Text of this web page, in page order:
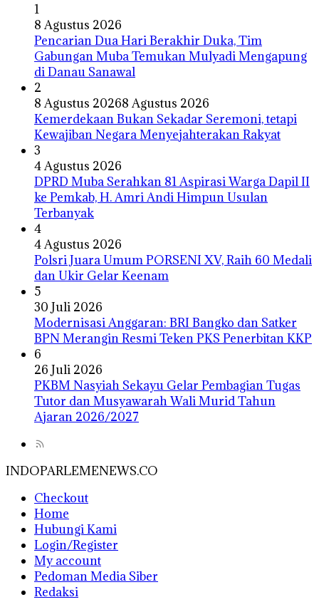
1
8 Agustus 2026
Pencarian Dua Hari Berakhir Duka, Tim
Gabungan Muba Temukan Mulyadi Mengapung
di Danau Sanawal
2
8 Agustus 20268 Agustus 2026
Kemerdekaan Bukan Sekadar Seremoni, tetapi
Kewajiban Negara Menyejahterakan Rakyat
3
4 Agustus 2026
DPRD Muba Serahkan 81 Aspirasi Warga Dapil II
ke Pemkab, H. Amri Andi Himpun Usulan
Terbanyak
4
4 Agustus 2026
Polsri Juara Umum PORSENI XV, Raih 60 Medali
dan Ukir Gelar Keenam
5
30 Juli 2026
Modernisasi Anggaran: BRI Bangko dan Satker
BPN Merangin Resmi Teken PKS Penerbitan KKP
6
26 Juli 2026
PKBM Nasyiah Sekayu Gelar Pembagian Tugas
Tutor dan Musyawarah Wali Murid Tahun
Ajaran 2026/2027
INDOPARLEMENEWS.CO
Checkout
Home
Hubungi Kami
Login/Register
My account
Pedoman Media Siber
Redaksi